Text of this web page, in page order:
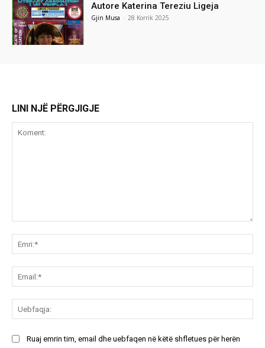
Autore Katerina Tereziu Ligeja
Gjin Musa - 28 Korrik 2025
LINI NJË PËRGJIGJE
Ruaj emrin tim, email dhe uebfaqen në këtë shfletues për herën